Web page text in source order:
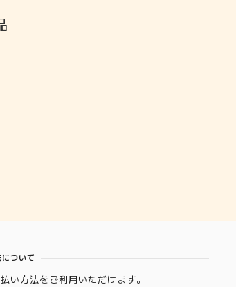
ついて
い方法をご利用いただけます。